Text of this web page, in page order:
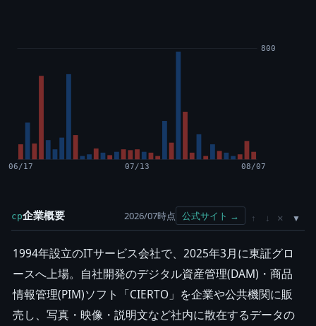
800
06/17 07/13 08/07
cp企業概要 2026/07時点 公式サイト → ↑ ↓ ×
1994年設立のITサービス会社で、2025年3月に東証グロ
ースへ上場。自社開発のデジタル資産管理(DAM)・商品
情報管理(PIM)ソフト「CIERTO」を企業や公共機関に販
売し、写真・映像・説明文など社内に散在するデータの